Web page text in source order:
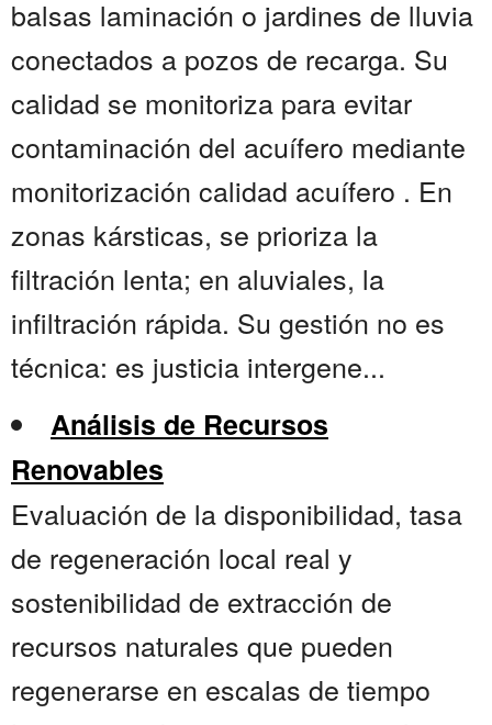
balsas laminación o jardines de lluvia
conectados a pozos de recarga. Su
calidad se monitoriza para evitar
contaminación del acuífero mediante
monitorización calidad acuífero . En
zonas kársticas, se prioriza la
filtración lenta; en aluviales, la
infiltración rápida. Su gestión no es
técnica: es justicia intergene...
Análisis de Recursos
Renovables
Evaluación de la disponibilidad, tasa
de regeneración local real y
sostenibilidad de extracción de
recursos naturales que pueden
regenerarse en escalas de tiempo